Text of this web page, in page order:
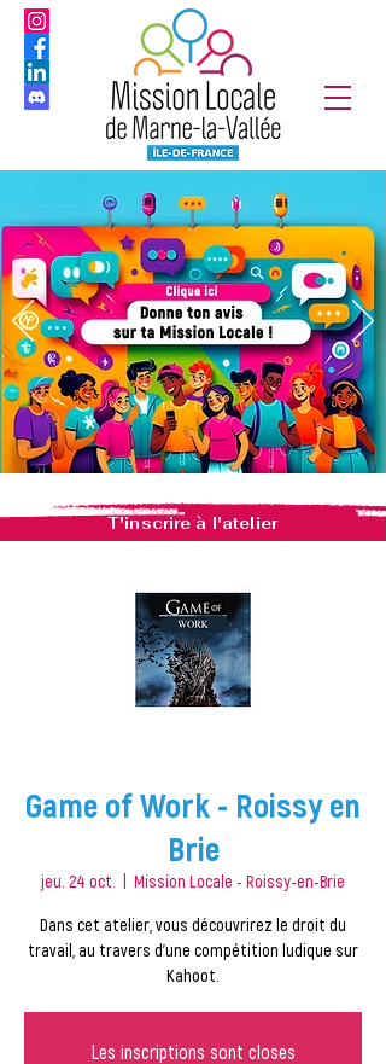
T'inscrire à l'atelier
Game of Work - Roissy en
Brie
jeu. 24 oct. Mission Locale - Roissy-en-Brie
Dans cet atelier, vous découvrirez le droit du
travail, au travers d'une compétition ludique sur
Kahoot.
Les inscriptions sont closes